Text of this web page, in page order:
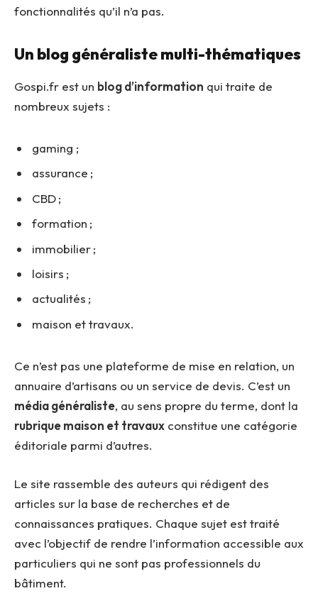
fonctionnalités qu’il n’a pas.
Un blog généraliste multi-thématiques
Gospi.fr est un blog d’information qui traite de
nombreux sujets :
gaming ;
assurance ;
CBD ;
formation ;
immobilier ;
loisirs ;
actualités ;
maison et travaux.
Ce n’est pas une plateforme de mise en relation, un
annuaire d’artisans ou un service de devis. C’est un
média généraliste, au sens propre du terme, dont la
rubrique maison et travaux constitue une catégorie
éditoriale parmi d’autres.
Le site rassemble des auteurs qui rédigent des
articles sur la base de recherches et de
connaissances pratiques. Chaque sujet est traité
avec l’objectif de rendre l’information accessible aux
particuliers qui ne sont pas professionnels du
bâtiment.